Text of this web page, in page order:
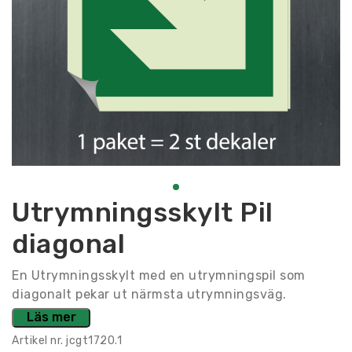
Utrymningsskylt Pil
diagonal
En Utrymningsskylt med en utrymningspil som
diagonalt pekar ut närmsta utrymningsväg.
Läs mer
Artikel nr. jcgt1720.1